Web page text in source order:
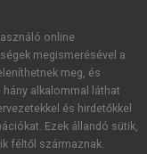
akcióiról.
online
megismerésével a
meg, és
alkalommal láthat
és hirdetőkkel
Ezek állandó sütik,
féltől származnak.